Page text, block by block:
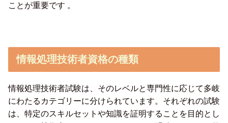
ことが重要です 。
情報処理技術者資格の種類
情報処理技術者試験は、そのレベルと専門性に応じて多岐
にわたるカテゴリーに分けられています。それぞれの試験
は、特定のスキルセットや知識を証明することを目的とし